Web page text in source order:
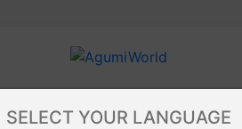
SELECT YOUR LANGUAGE